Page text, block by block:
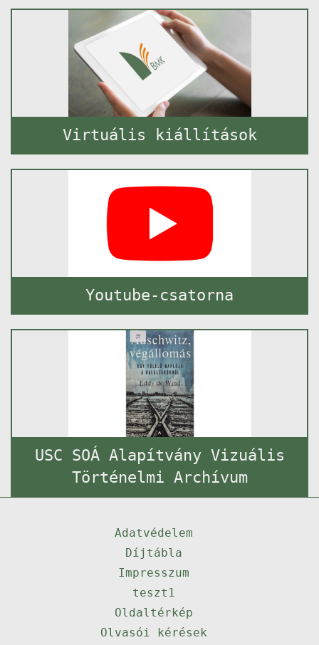
Virtuális kiállítások
Youtube-csatorna
USC SOÁ Alapítvány Vizuális
Történelmi Archívum
Adatvédelem
Díjtábla
Impresszum
teszt1
Oldaltérkép
Olvasói kérések